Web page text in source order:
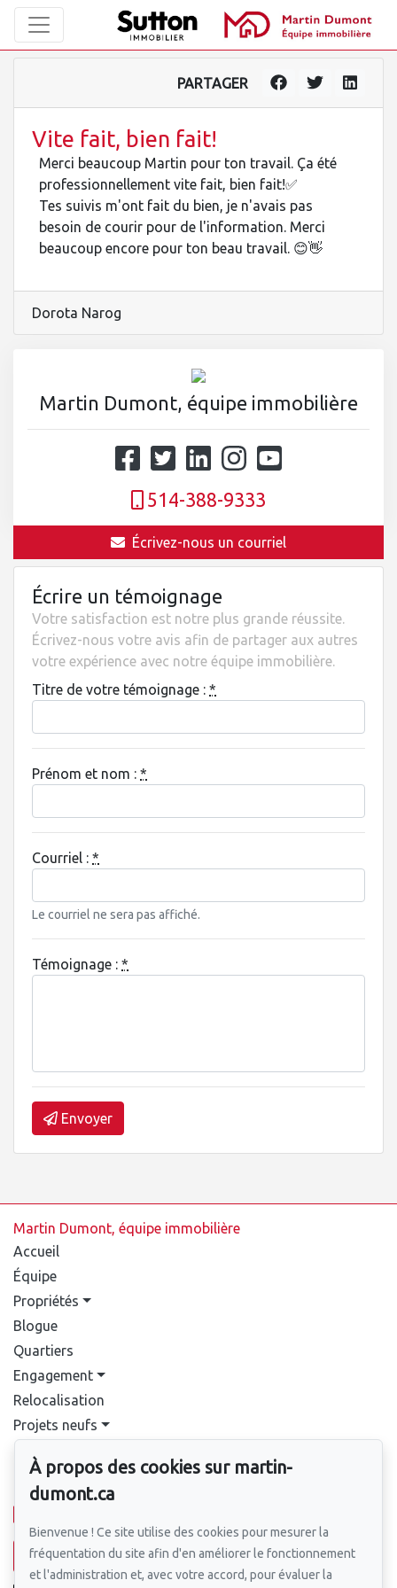
PARTAGER
Vite fait, bien fait!
Merci beaucoup Martin pour ton travail. Ça été
professionnellement vite fait, bien fait!✅
Tes suivis m'ont fait du bien, je n'avais pas
besoin de courir pour de l'information. Merci
beaucoup encore pour ton beau travail. 😊👋
Dorota Narog
Martin Dumont, équipe immobilière
514-388-9333
Écrivez-nous un courriel
Écrire un témoignage
Votre satisfaction est notre plus grande réussite.
Écrivez-nous votre avis afin de partager aux autres
votre expérience avec notre équipe immobilière.
Titre de votre témoignage : *
Prénom et nom : *
Courriel : *
Le courriel ne sera pas affiché.
Témoignage : *
Envoyer
Martin Dumont, équipe immobilière
Accueil
Équipe
Propriétés
Blogue
Quartiers
Engagement
Relocalisation
Projets neufs
Pour nous joindre
Écrivez-nous un courriel
À propos des cookies sur martin-
dumont.ca
Bienvenue ! Ce site utilise des cookies pour mesurer la
fréquentation du site afin d'en améliorer le fonctionnement
et l'administration et, avec votre accord, pour évaluer la